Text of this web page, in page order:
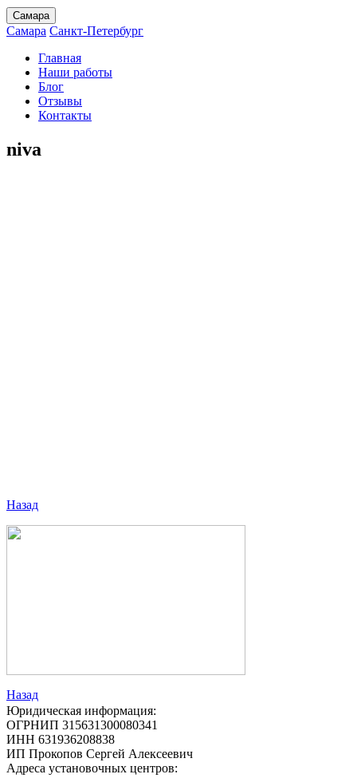
Самара
Самара Санкт-Петербург
Главная
Наши работы
Блог
Отзывы
Контакты
niva
Назад
Назад
Юридическая информация:
ОГРНИП 315631300080341
ИНН 631936208838
ИП Прокопов Сергей Алексеевич
Адреса установочных центров: